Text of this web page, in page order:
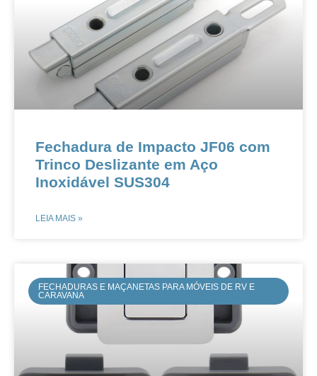
​​Fechadura de Impacto JF06 com
Trinco Deslizante em Aço
Inoxidável SUS304​​
LEIA MAIS »
FECHADURAS E MAÇANETAS PARA MÓVEIS DE RV E
CARAVANA